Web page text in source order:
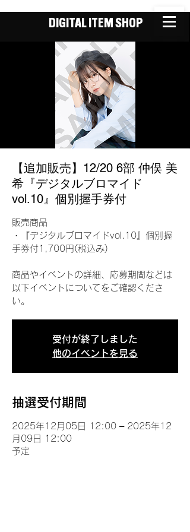
DIGITAL ITEM SHOP
【追加販売】12/20 6部 仲俣 美
希『デジタルブロマイド
vol.10』個別握手券付
販売商品
・『デジタルブロマイドvol.10』個別握
手券付1,700円(税込み)
商品やイベントの詳細、応募期間などは
以下イベントについてをご確認くださ
い。
受付が終了しました
他のイベントを見る
抽選受付期間
2025年12月05日 12:00 – 2025年12
月09日 12:00
予定